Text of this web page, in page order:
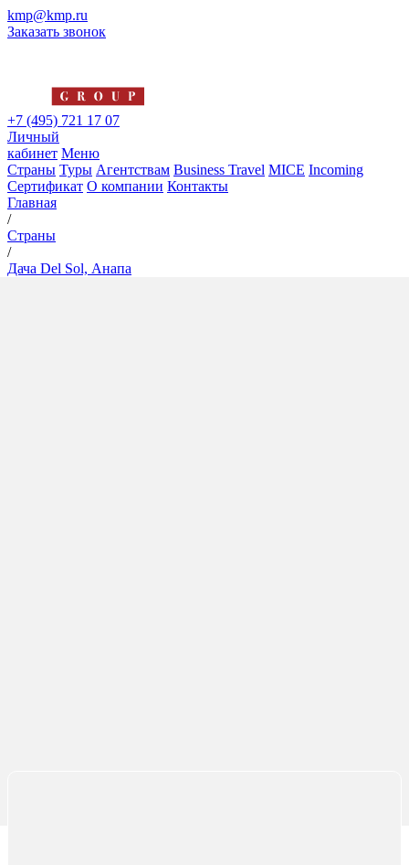
kmp@kmp.ru
Заказать звонок
+7 (495) 721 17 07
Личный
кабинет Меню
Страны Туры Агентствам Business Travel MICE Incoming
Сертификат О компании Контакты
Главная
/
Страны
/
Дача Del Sol, Анапа